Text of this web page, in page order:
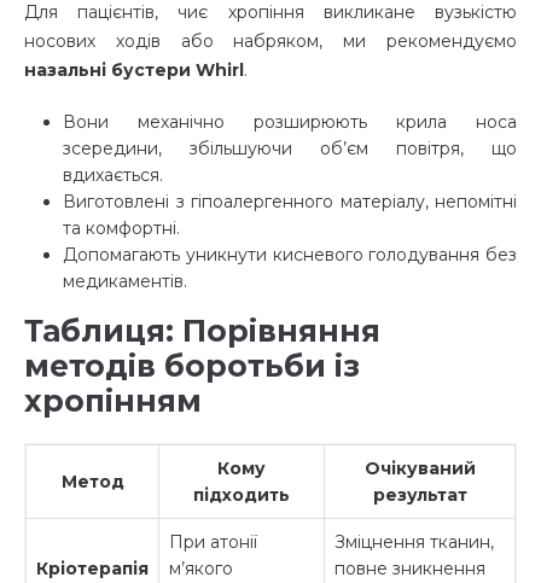
Для пацієнтів, чиє хропіння викликане вузькістю
носових ходів або набряком, ми рекомендуємо
назальні бустери Whirl.
Вони механічно розширюють крила носа
зсередини, збільшуючи об’єм повітря, що
вдихається.
Виготовлені з гіпоалергенного матеріалу, непомітні
та комфортні.
Допомагають уникнути кисневого голодування без
медикаментів.
Таблиця: Порівняння
методів боротьби із
хропінням
Метод
Кому
підходить
Очікуваний
результат
Кріотерапія
При атонії
м’якого
Зміцнення тканин,
повне зникнення